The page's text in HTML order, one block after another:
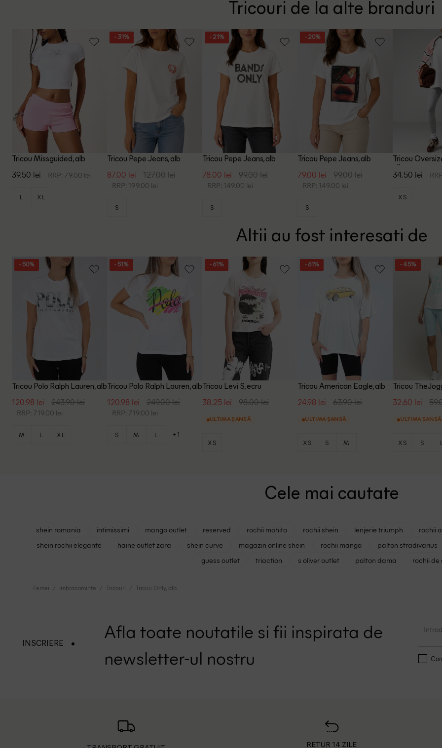
Tricouri de la alte branduri
Tricou Missguided, alb
39.50 lei RRP: 79.00 lei
L XL
- 31%
Tricou Pepe Jeans, alb
87.00 lei 127.00 lei
RRP: 199.00 lei
S
- 21%
Tricou Pepe Jeans, alb
78.00 lei 99.00 lei
RRP: 149.00 lei
S
- 20%
Tricou Pepe Jeans, alb
79.00 lei 99.00 lei
RRP: 149.00 lei
S
Tricou
alb
34.50 lei
XS
Altii au fost interesati de
- 50%
Tricou Polo Ralph Lauren, alb
120.98 lei 243.90 lei
RRP: 719.00 lei
M L XL
- 51%
Tricou Polo Ralph Lauren, alb
120.98 lei 249.00 lei
RRP: 719.00 lei
S M L +1
- 61%
Tricou Levi S, ecru
38.25 lei 98.00 lei
ULTIMA ȘANSĂ
XS
- 61%
Tricou American Eagle, alb
24.98 lei 63.90 lei
ULTIMA ȘANSĂ
XS S M
- 45%
Tricou
32.60 lei
ULTIMA ȘANSĂ
XS S L
Cele mai cautate
shein romania intimissimi mango outlet reserved rochii mohito rochii shein lenjerie triumph rochii
shein rochii elegante
haine outlet zara shein curve magazin online shein rochii mango palton stradivarius
guess outlet
triaction s oliver outlet palton dama rochii de
Femei Imbracaminte Tricouri Tricou Only, alb
INSCRIERE
Afla toate noutatile si fii inspirata de
newsletter-ul nostru
RETUR 14 ZILE